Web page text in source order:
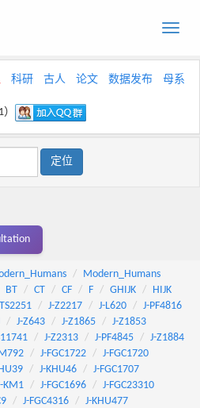
Toggle
科研 古人 论文 数据发布
母系
Modern_Humans
BT CT CF F GHIJK
HIJK
J-Z2217 J-L620
J-PF4816
J-Z643 J-Z1865
J-Z1853
J-Z2313 J-PF4845
J-Z1884
J-FGC1722
J-FGC1720
J-KHU46
J-FGC1707
KM1 J-FGC1696
J-FGC23310
J-FGC4316
J-KHU477